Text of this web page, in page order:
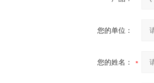
您的单位：
您的姓名：